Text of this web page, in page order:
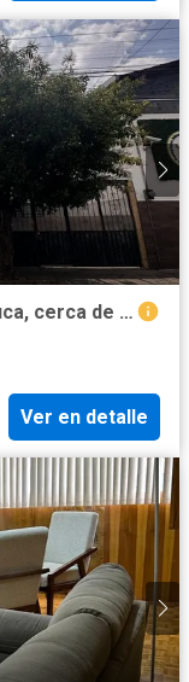
Amplio departamento en renta Toluca, cerca de CU UAEMex
Ver en detalle